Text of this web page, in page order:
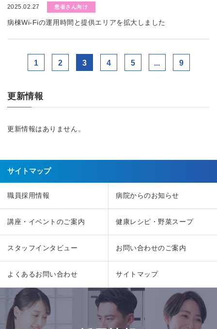
2025.02.27 患者さん向け
病棟Wi-Fiの運用時間と提供エリアを拡大しました
1 2 3 4 5 ... 9
更新情報
更新情報はありません。
サイトマップ
職員採用情報 病院からのお知らせ
講座・イベントのご案内 健康レシピ・野菜スープ
スタッフインタビュー お問い合わせのご案内
よくあるお問い合わせ サイトマップ